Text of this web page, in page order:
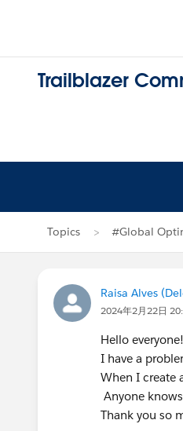
Trailblazer
Topics #Global
Raisa Alves
2024年2月22日
Hello everyone!
I have a
When I create
Anyone
Thank you so